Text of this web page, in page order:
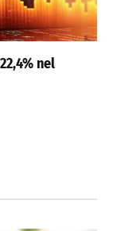
nel